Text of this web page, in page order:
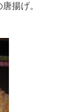
揚げ。